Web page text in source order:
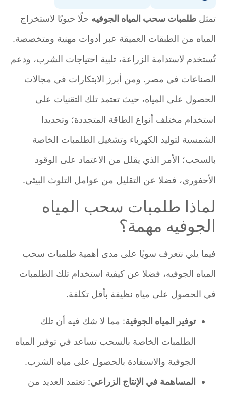
تمثلطلمبات سحب المياه الجوفيهحلًا حيويًا لاستخراج
المياه من الطبقات العميقة عبر أدوات مهنية ومتخصصة.
تُستخدم لاستدامة الزراعة، تلبية احتياجات الشرب، ودعم
الصناعات في مصر. ومن أبرز الابتكارات في مجالات
الحصول على المياه، حيث تعتمد تلك التقنيات على
استخدام مختلف أنواع الطاقة المتجددة؛ وتحديدا
الشمسية لتوليد الكهرباء وتشغيل الطلمبات الخاصة
بالسحب؛ الأمر الذي يقلل من الاعتماد على الوقود
الأحفوري، فضلا عن التقليل من عوامل التلوث البيئي.
لماذا طلمبات سحب المياه
الجوفيه مهمة؟
فيما يلي نتعرف سويًا على مدى أهمية طلمبات سحب
المياه الجوفيه، فضلا عن كيفية استخدام تلك الطلمبات
في الحصول على مياه نظيفة بأقل تكلفة.
توفير المياه الجوفية: مما لا شك فيه أن تلك
الطلمبات الخاصة بالسحب تساعد في توفير المياه
الجوفية والاستفادة بالحصول على مياه الشرب.
المساهمة في الإنتاج الزراعي: تعتمد العديد من